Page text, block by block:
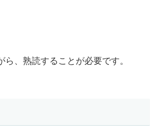
、熟読することが必要です。